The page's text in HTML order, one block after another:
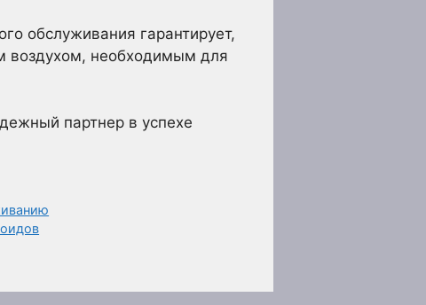
обслуживания гарантирует,
воздухом, необходимым для
партнер в успехе